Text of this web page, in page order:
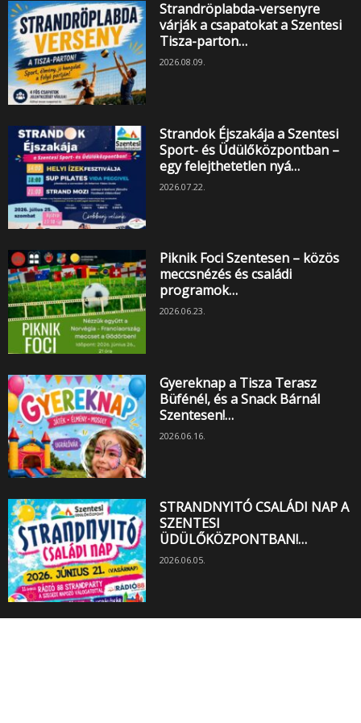
Strandröplabda-versenyre
várják a csapatokat a Szentesi
Tisza-parton…
2026.08.09.
Strandok Éjszakája a Szentesi
Sport- és Üdülőközpontban –
egy felejthetetlen nyá…
2026.07.22.
Piknik Foci Szentesen – közös
meccsnézés és családi
programok…
2026.06.23.
Gyereknap a Tisza Terasz
Büfénél, és a Snack Bárnál
Szentesen!…
2026.06.16.
STRANDNYITÓ CSALÁDI NAP A
SZENTESI
ÜDÜLŐKÖZPONTBAN!…
2026.06.05.